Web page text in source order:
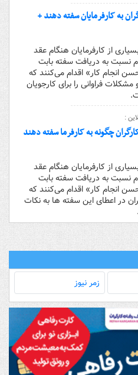
به کارفرمایان سفته دهند +
از کارفرمایان هنگام عقد
نسبت به دریافت سفته بابت
انجام کار» اقدام می‌کنند که
فراوانی را برای کارجویان
:
چگونه به کارفرما سفته دهند
از کارفرمایان هنگام عقد
نسبت به دریافت سفته بابت
انجام کار» اقدام می‌کنند که
در اعطای این سفته ها به نکات
زمر نیوز